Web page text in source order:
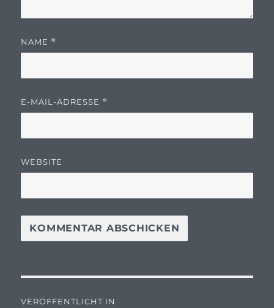
NAME *
E-MAIL-ADRESSE *
WEBSITE
VERÖFFENTLICHT IN